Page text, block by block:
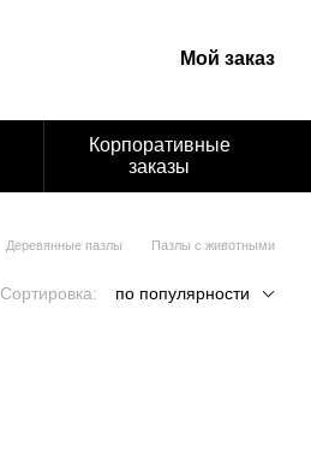
Мой заказ
Корпоративные
заказы
Деревянные пазлы Пазлы с животными
Сортировка: по популярности